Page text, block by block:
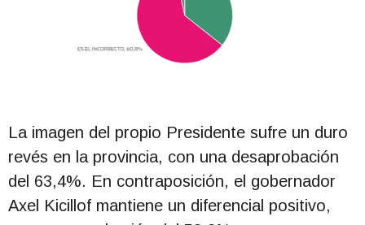
La imagen del propio Presidente sufre un duro
revés en la provincia, con una desaprobación
del 63,4%. En contraposición, el gobernador
Axel Kicillof mantiene un diferencial positivo,